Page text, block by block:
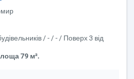
/ - / - / Поверх 3 від
79 м².